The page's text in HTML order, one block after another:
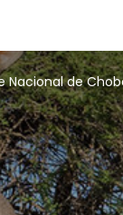
Nacional de